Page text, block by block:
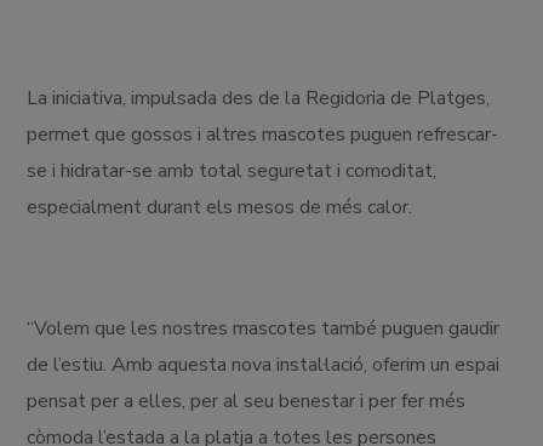
La iniciativa, impulsada des de la Regidoria de Platges,
permet que gossos i altres mascotes puguen refrescar-
se i hidratar-se amb total seguretat i comoditat,
especialment durant els mesos de més calor.
“Volem que les nostres mascotes també puguen gaudir
de l’estiu. Amb aquesta nova instal·lació, oferim un espai
pensat per a elles, per al seu benestar i per fer més
còmoda l’estada a la platja a totes les persones